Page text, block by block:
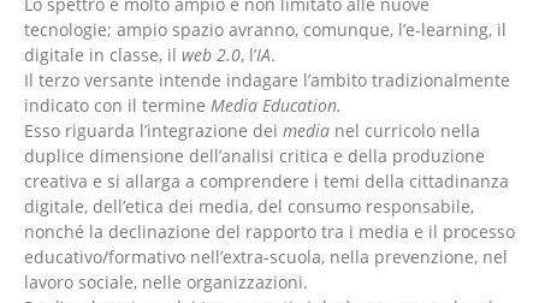
tecnologie; ampio spazio avranno, comunque, l’e-learning, il
digitale in classe, il web 2.0, l’IA.
Il terzo versante intende indagare l’ambito tradizionalmente
indicato con il termine Media Education.
Esso riguarda l’integrazione dei medianel curricolo nella
duplice dimensione dell’analisi critica e della produzione
creativa e si allarga a comprendere i temi della cittadinanza
digitale, dell’etica dei media, del consumo responsabile,
nonché la declinazione del rapporto tra i media e il processo
educativo/formativo nell’extra-scuola, nella prevenzione, nel
lavoro sociale, nelle organizzazioni.